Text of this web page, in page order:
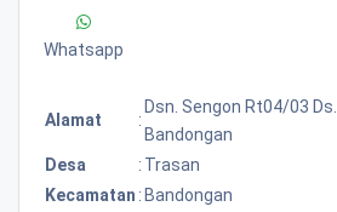
Whatsapp
Alamat :
Dsn. Sengon Rt04/03
Bandongan
Desa
: Trasan
Kecamatan : Bandongan